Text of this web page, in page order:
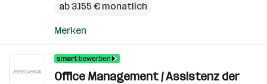
ab 3.155 € monatlich
Merken
Office Management / Assistenz der